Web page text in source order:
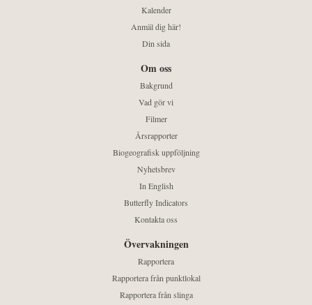
Kalender
Anmäl dig här!
Din sida
Om oss
Bakgrund
Vad gör vi
Filmer
Årsrapporter
Biogeografisk uppföljning
Nyhetsbrev
In English
Butterfly Indicators
Kontakta oss
Övervakningen
Rapportera
Rapportera från punktlokal
Rapportera från slinga